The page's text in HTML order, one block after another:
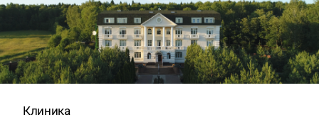
Клиника